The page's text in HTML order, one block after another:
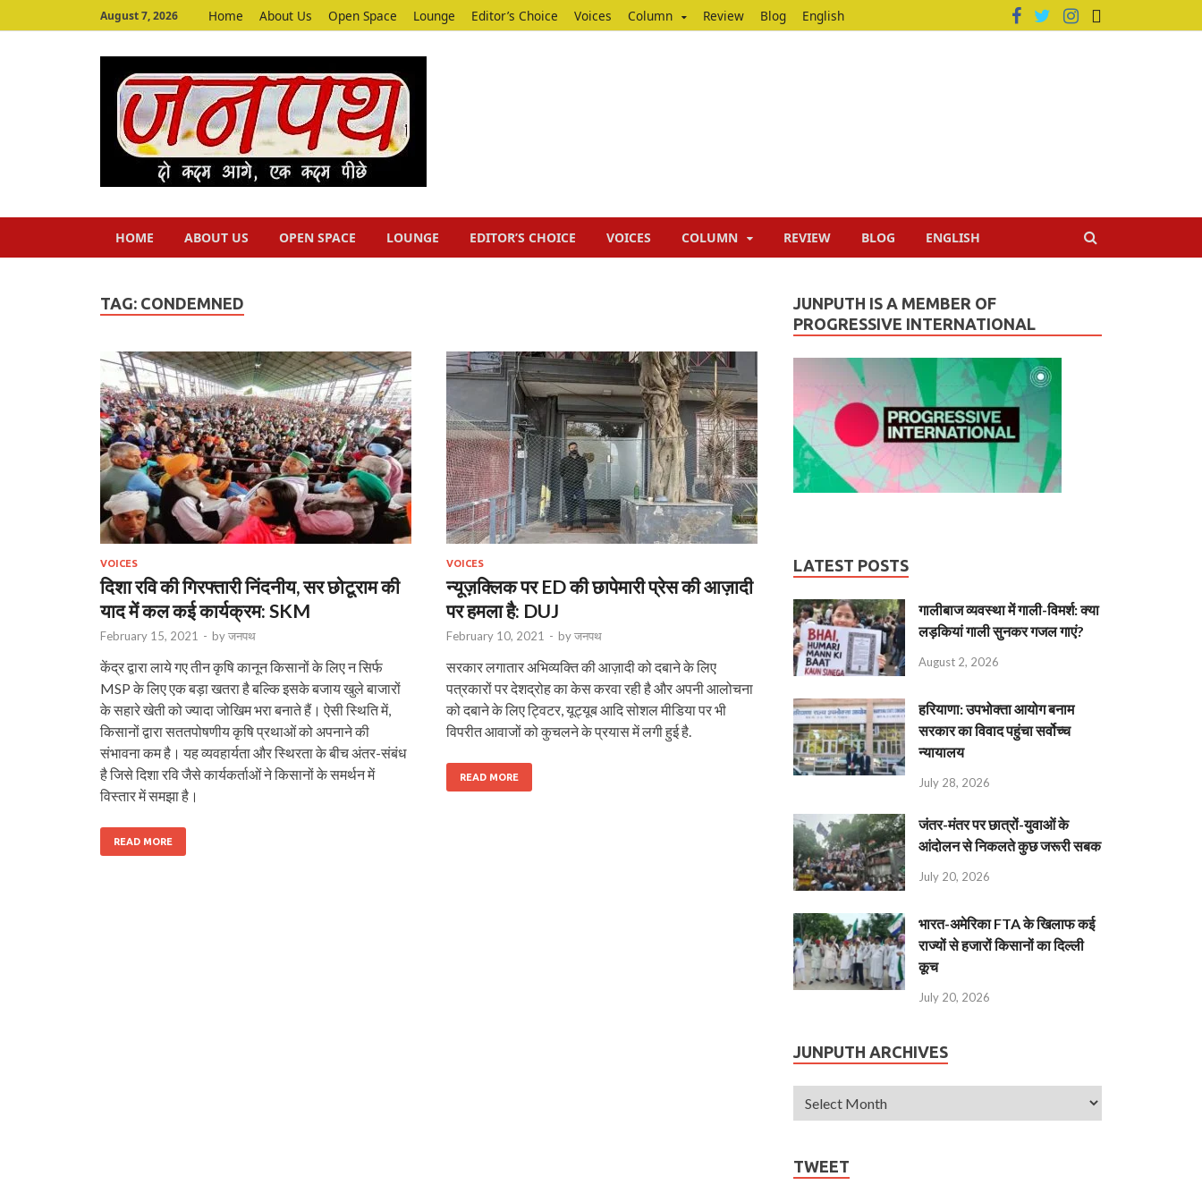
August 7, 2026 Home About Us Open Space Lounge Editor’s Choice Voices Column Review Blog English
HOME ABOUT US OPEN SPACE LOUNGE EDITOR’S CHOICE VOICES COLUMN REVIEW BLOG ENGLISH
TAG: CONDEMNED
VOICES
दिशा रवि की गिरफ्तारी निंदनीय, सर छोटूराम की
याद में कल कई कार्यक्रम: SKM
February 15, 2021 - byजनपथ
केंद्र द्वारा लाये गए तीन कृषि कानून किसानों के लिए न सिर्फ
MSP के लिए एक बड़ा खतरा है बल्कि इसके बजाय खुले बाजारों
के सहारे खेती को ज्यादा जोखिम भरा बनाते हैं। ऐसी स्थिति में,
किसानों द्वारा सततपोषणीय कृषि प्रथाओं को अपनाने की
संभावना कम है। यह व्यवहार्यता और स्थिरता के बीच अंतर-संबंध
है जिसे दिशा रवि जैसे कार्यकर्ताओं ने किसानों के समर्थन में
विस्तार में समझा है।
READ MORE
VOICES
न्यूज़क्लिक पर ED की छापेमारी प्रेस की आज़ादी
पर हमला है: DUJ
February 10, 2021 - byजनपथ
सरकार लगातार अभिव्यक्ति की आज़ादी को दबाने के लिए
पत्रकारों पर देशद्रोह का केस करवा रही है और अपनी आलोचना
को दबाने के लिए ट्विटर, यूट्यूब आदि सोशल मीडिया पर भी
विपरीत आवाजों को कुचलने के प्रयास में लगी हुई है.
READ MORE
JUNPUTH IS A MEMBER OF
PROGRESSIVE INTERNATIONAL
LATEST POSTS
गालीबाज व्‍यवस्‍था में गाली-विमर्श: क्या
लड़कियां गाली सुनकर गजल गाएं?
August 2, 2026
हरियाणा: उपभोक्ता आयोग बनाम
सरकार का विवाद पहुंचा सर्वोच्च
न्यायालय
July 28, 2026
जंतर-मंतर पर छात्रों-युवाओं के
आंदोलन से निकलते कुछ जरूरी सबक
July 20, 2026
भारत-अमेरिका FTA के खिलाफ कई
राज्यों से हजारों किसानों का दिल्ली
कूच
July 20, 2026
JUNPUTH ARCHIVES
TWEET